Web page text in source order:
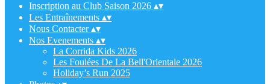
Inscription au Club Saison 2026 ▴▾
Les Entraînements ▴▾
Nous Contacter▴▾
Nos Evenements ▴▾
La Corrida Kids 2026
Les Foulées De La Bell'Orientale 2026
Holiday’s Run 2025